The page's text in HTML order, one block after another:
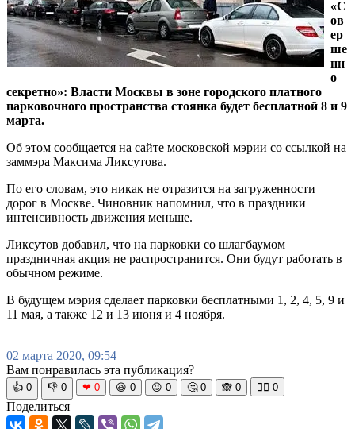
«С
ов
ер
ше
нн
о
секретно»: Власти Москвы в зоне городского платного
парковочного пространства стоянка будет бесплатной 8 и 9
марта.
Об этом сообщается на сайте московской мэрии со ссылкой на
заммэра Максима Ликсутова.
По его словам, это никак не отразится на загруженности
дорог в Москве. Чиновник напомнил, что в праздники
интенсивность движения меньше.
Ликсутов добавил, что на парковки со шлагбаумом
праздничная акция не распространится. Они будут работать в
обычном режиме.
В будущем мэрия сделает парковки бесплатными 1, 2, 4, 5, 9 и
11 мая, а также 12 и 13 июня и 4 ноября.
02 марта 2020, 09:54
Вам понравилась эта публикация?
👍 0 👎 0 ❤ 0 😆 0 😡 0 🤔 0 🙈 0 🧘‍♀️ 0
Поделиться